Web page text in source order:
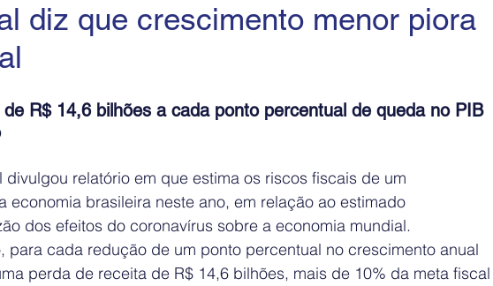
diz que crescimento menor piora
R$ 14,6 bilhões a cada ponto percentual de queda no PIB
divulgou relatório em que estima os riscos fiscais de um
economia brasileira neste ano, em relação ao estimado
dos efeitos do coronavírus sobre a economia mundial.
para cada redução de um ponto percentual no crescimento anual
perda de receita de R$ 14,6 bilhões, mais de 10% da meta fiscal